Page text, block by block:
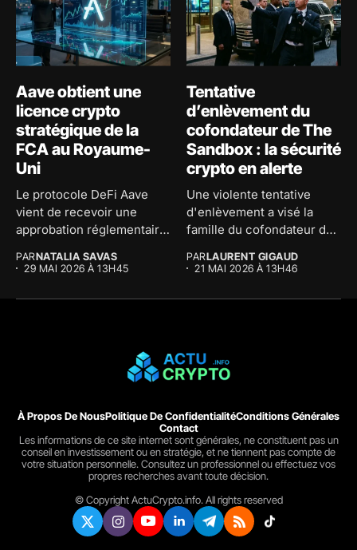
Aave obtient une
licence crypto
stratégique de la
FCA au Royaume-
Uni
Le protocole DeFi Aave
vient de recevoir une
approbation réglementaire
PARNATALIA SAVAS
29 MAI 2026 À 13H45
Tentative
d’enlèvement du
cofondateur de The
Sandbox : la sécurité
crypto en alerte
Une violente tentative
d'enlèvement a visé la
famille du cofondateur de
PARLAURENT GIGAUD
21 MAI 2026 À 13H46
À Propos De NousPolitique De ConfidentialitéConditions Générales
Contact
Les informations de ce site internet sont générales, ne constituent pas un
conseil en investissement ou en stratégie, et ne tiennent pas compte de
votre situation personnelle. Consultez un professionnel ou effectuez vos
propres recherches avant toute décision.
© Copyright ActuCrypto.info. All rights reserved